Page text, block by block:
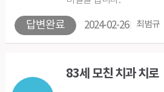
답변완료 2024-02-26 최범규
83세 모친 치과 치로